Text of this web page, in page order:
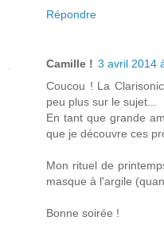
Répondre
Camille ! 3 avril 2014
Coucou ! La
peu plus sur le sujet...
En tant que grande
que je découvre ces
Mon rituel de
masque à l'argile
Bonne soirée !